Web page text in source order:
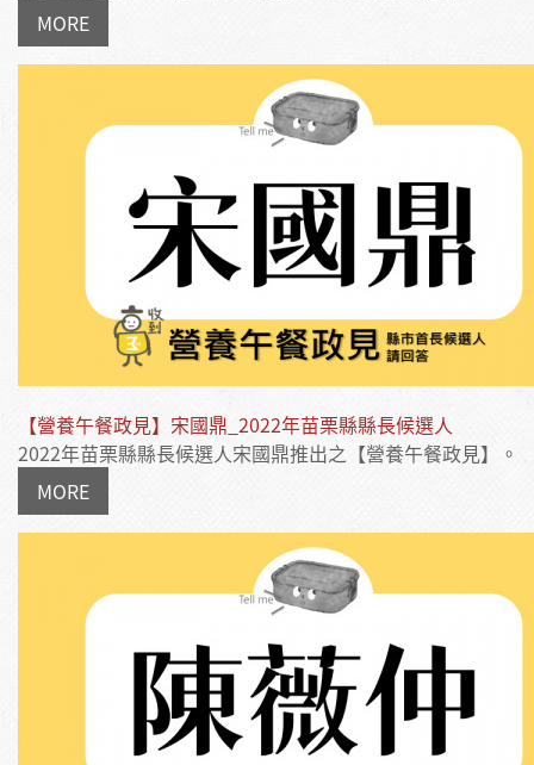
MORE
【營養午餐政見】宋國鼎_2022年苗栗縣縣長候選人
2022年苗栗縣縣長候選人宋國鼎推出之【營養午餐政見】。
MORE